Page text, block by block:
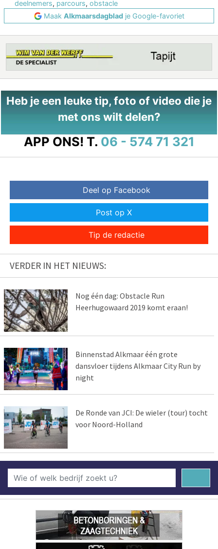
deelnemers, parcours, obstacle
Maak Alkmaarsdagbladje Google-favoriet
Heb je een leuke tip, foto of video die je
met ons wilt delen?
APP ONS! T. 06 - 574 71 321
Deel op Facebook
Post op X
Tip de redactie
VERDER IN HET NIEUWS:
Nog één dag: Obstacle Run
Heerhugowaard 2019 komt eraan!
Binnenstad Alkmaar één grote
dansvloer tijdens Alkmaar City Run by
night
De Ronde van JCI: De wieler (tour) tocht
voor Noord-Holland